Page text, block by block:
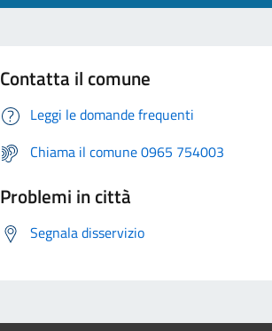
Contatta il comune
Leggi le domande frequenti
Chiama il comune 0965 754003
Problemi in città
Segnala disservizio